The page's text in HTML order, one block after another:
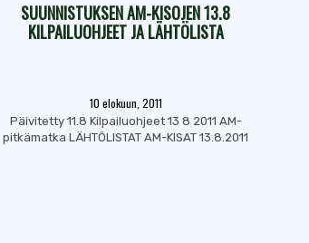
SUUNNISTUKSEN AM-KISOJEN 13.8
KILPAILUOHJEET JA LÄHTÖLISTA
10 elokuun, 2011
Päivitetty 11.8 Kilpailuohjeet 13 8 2011 AM-
pitkämatka LÄHTÖLISTAT AM-KISAT 13.8.2011